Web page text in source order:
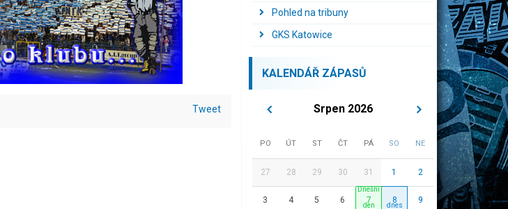
Tweet
Pohled na tribuny
GKS Katowice
KALENDÁŘ ZÁPASŮ
Srpen 2026
PO ÚT ST ČT PÁ SO NE
27 28 29 30 31 1 2
3 4 5 6 7 8 9